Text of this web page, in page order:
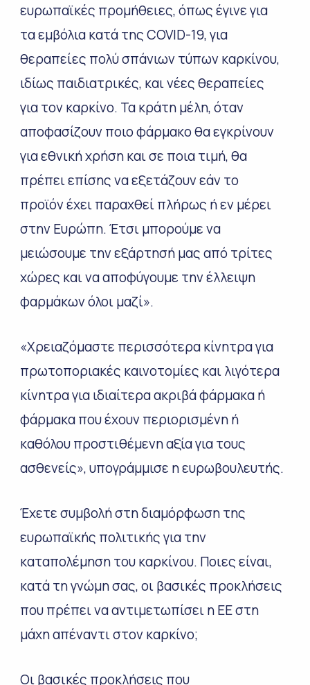
ευρωπαϊκές προμήθειες, όπως έγινε για
τα εμβόλια κατά της COVID-19, για
θεραπείες πολύ σπάνιων τύπων καρκίνου,
ιδίως παιδιατρικές, και νέες θεραπείες
για τον καρκίνο. Τα κράτη μέλη, όταν
αποφασίζουν ποιο φάρμακο θα εγκρίνουν
για εθνική χρήση και σε ποια τιμή, θα
πρέπει επίσης να εξετάζουν εάν το
προϊόν έχει παραχθεί πλήρως ή εν μέρει
στην Ευρώπη. Έτσι μπορούμε να
μειώσουμε την εξάρτησή μας από τρίτες
χώρες και να αποφύγουμε την έλλειψη
φαρμάκων όλοι μαζί».
«Χρειαζόμαστε περισσότερα κίνητρα για
πρωτοποριακές καινοτομίες και λιγότερα
κίνητρα για ιδιαίτερα ακριβά φάρμακα ή
φάρμακα που έχουν περιορισμένη ή
καθόλου προστιθέμενη αξία για τους
ασθενείς», υπογράμμισε η ευρωβουλευτής.
Έχετε συμβολή στη διαμόρφωση της
ευρωπαϊκής πολιτικής για την
καταπολέμηση του καρκίνου. Ποιες είναι,
κατά τη γνώμη σας, οι βασικές προκλήσεις
που πρέπει να αντιμετωπίσει η ΕΕ στη
μάχη απέναντι στον καρκίνο;
Οι βασικές προκλήσεις που